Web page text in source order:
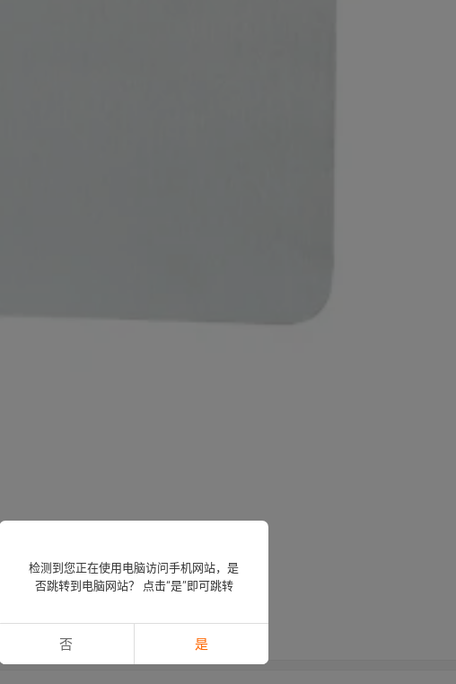
检测到您正在使用电脑访问手机网站，是
否跳转到电脑网站？ 点击“是”即可跳转
否 是